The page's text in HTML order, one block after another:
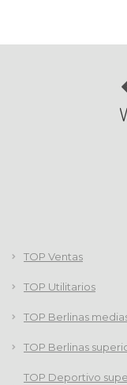
TOP Ventas
TOP Utilitarios
TOP Berlinas
TOP Berlinas
TOP Deportivo